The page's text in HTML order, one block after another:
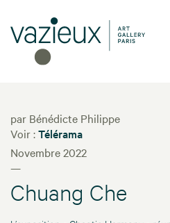
par Bénédicte Philippe
Voir :Télérama
Novembre 2022
—
Chuang Che